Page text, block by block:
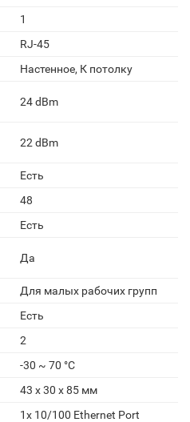
1
RJ-45
Настенное, К потолку
24 dBm
22 dBm
Есть
48
Есть
Да
Для малых рабочих групп
Есть
2
-30 ~ 70 °C
43 x 30 x 85 мм
1х 10/100 Ethernet Port